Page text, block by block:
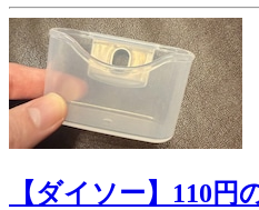
【ダイソー】110